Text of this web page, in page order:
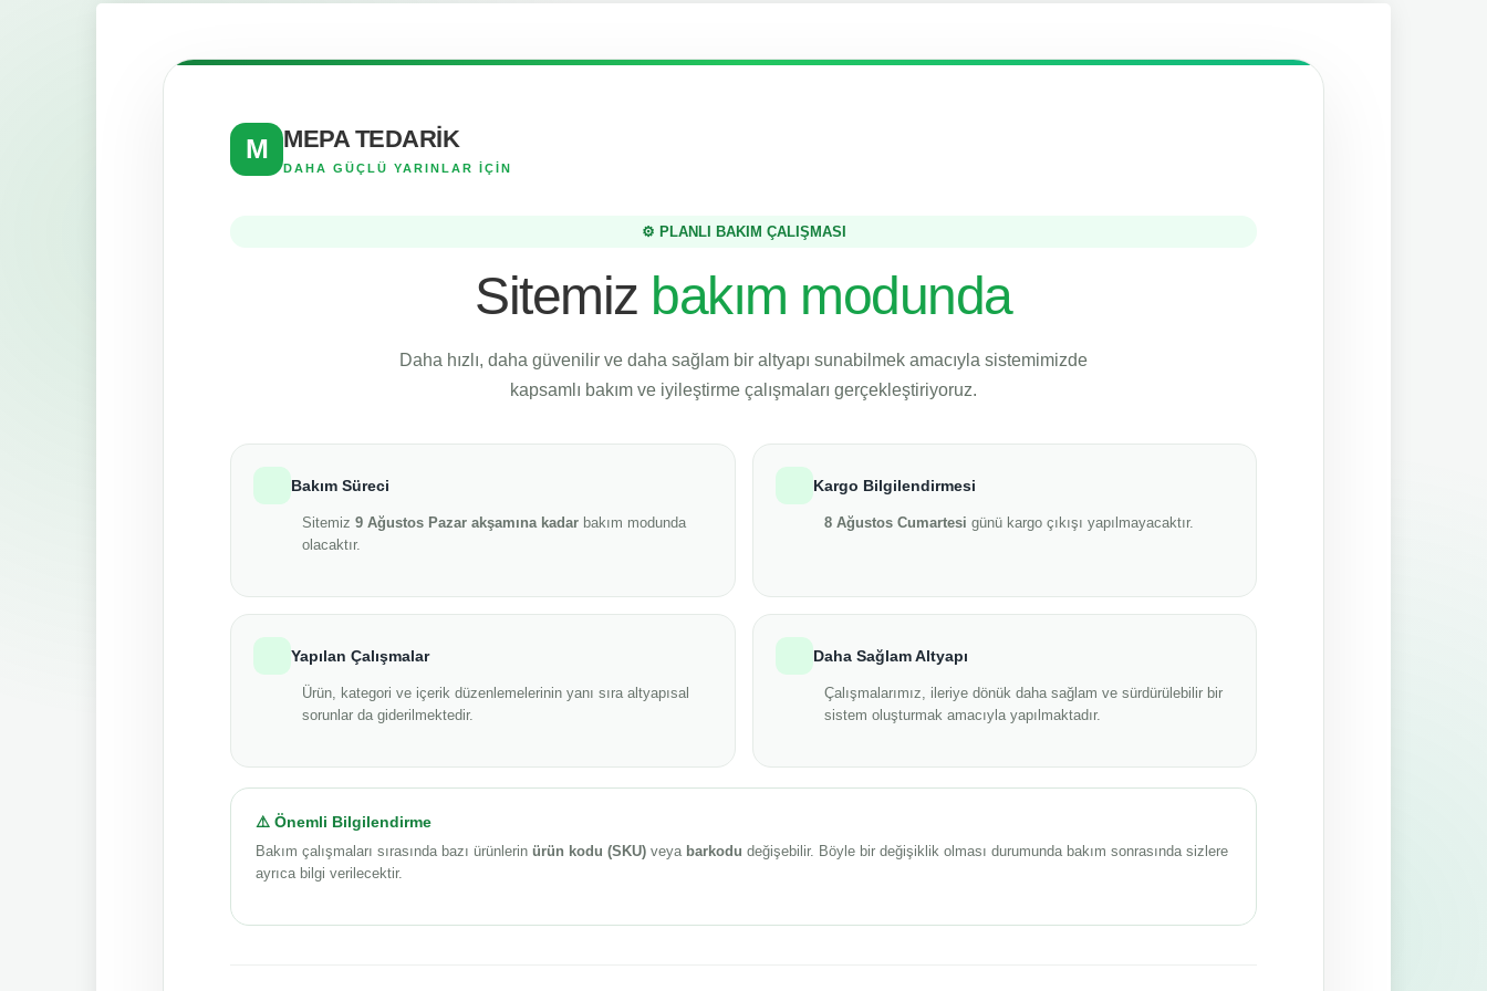
M MEPA TEDARİK
DAHA GÜÇLÜ YARINLAR İÇİN
⚙️ PLANLI BAKIM ÇALIŞMASI
Sitemiz bakım modunda
Daha hızlı, daha güvenilir ve daha sağlam bir altyapı sunabilmek amacıyla sistemimizde
kapsamlı bakım ve iyileştirme çalışmaları gerçekleştiriyoruz.
Bakım Süreci
Sitemiz 9 Ağustos Pazar akşamına kadar bakım modunda
olacaktır.
Kargo Bilgilendirmesi
8 Ağustos Cumartesi günü kargo çıkışı yapılmayacaktır.
Yapılan Çalışmalar
Ürün, kategori ve içerik düzenlemelerinin yanı sıra altyapısal
sorunlar da giderilmektedir.
Daha Sağlam Altyapı
Çalışmalarımız, ileriye dönük daha sağlam ve sürdürülebilir bir
sistem oluşturmak amacıyla yapılmaktadır.
⚠️ Önemli Bilgilendirme
Bakım çalışmaları sırasında bazı ürünlerin ürün kodu (SKU) veya barkodu değişebilir. Böyle bir değişiklik olması durumunda bakım sonrasında sizlere
ayrıca bilgi verilecektir.